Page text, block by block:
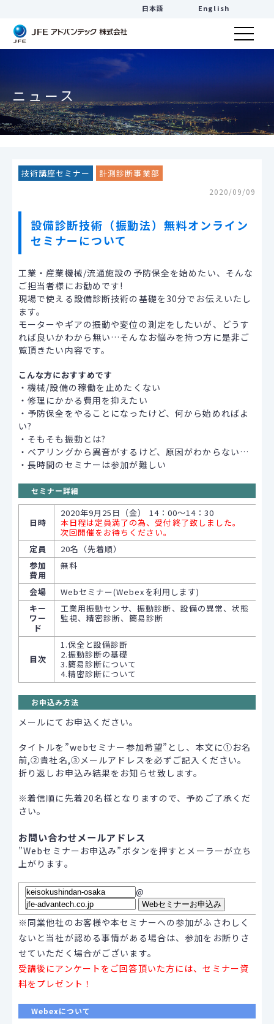
日本語 English
ニュース
技術講座セミナー 計測診断事業部
2020/09/09
設備診断技術（振動法）無料オンライン
セミナーについて
工業・産業機械/流通施設の予防保全を始めたい、そんな
ご担当者様にお勧めです!
現場で使える設備診断技術の基礎を30分でお伝えいたし
ます。
モーターやギアの振動や変位の測定をしたいが、どうす
れば良いかわから無い…そんなお悩みを持つ方に是非ご
覧頂きたい内容です。
こんな方におすすめです
・機械/設備の稼働を止めたくない
・修理にかかる費用を抑えたい
・予防保全をやることになったけど、何から始めればよ
い?
・そもそも振動とは?
・ベアリングから異音がするけど、原因がわからない…
・長時間のセミナーは参加が難しい
セミナー詳細
日時
2020年9月25日（金） 14：00～14：30
本日程は定員満了の為、受付終了致しました。
次回開催をお待ちください。
定員
20名（先着順）
参加
費用
無料
会場
Webセミナー(Webexを利用します)
キー
ワー
ド
工業用振動センサ、振動診断、設備の異常、状態
監視、精密診断、簡易診断
目次
1.保全と設備診断
2.振動診断の基礎
3.簡易診断について
4.精密診断について
お申込み方法
メールにてお申込ください。
タイトルを”webセミナー参加希望”とし、本文に①お名
前,②貴社名,③メールアドレスを必ずご記入ください。
折り返しお申込み結果をお知らせ致します。
※着信順に先着20名様となりますので、予めご了承くだ
さい。
お問い合わせメールアドレス
”Webセミナーお申込み”ボタンを押すとメーラーが立ち
上がります。
@
※同業他社のお客様や本セミナーへの参加がふさわしく
ないと当社が認める事情がある場合は、参加をお断りさ
せていただく場合がございます。
受講後にアンケートをご回答頂いた方には、セミナー資
料をプレゼント！
Webexについて